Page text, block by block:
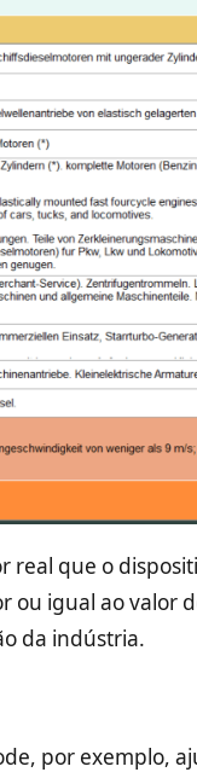
real que o
ou igual ao valor
da indústria.
por exemplo,